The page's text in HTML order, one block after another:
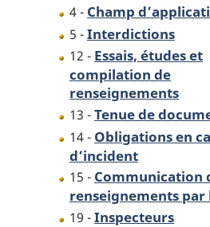
4 - Champ
5 -Interdictions
12 - Essais, études et
compilation de
renseignements
13 -Tenue de
14 - Obligations en
d’incident
15 - Communication
renseignements
19 -Inspecteurs